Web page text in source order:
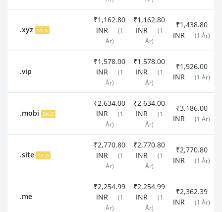
.xyz SALG
₹1,162.80
INR
(1
År)
₹1,162.80
INR
(1
År)
₹1,438.80
INR
(1 År)
.vip
₹1,578.00
INR
(1
År)
₹1,578.00
INR
(1
År)
₹1,926.00
INR
(1 År)
.mobi SALG
₹2,634.00
INR
(1
År)
₹2,634.00
INR
(1
År)
₹3,186.00
INR
(1 År)
.site SALG
₹2,770.80
INR
(1
År)
₹2,770.80
INR
(1
År)
₹2,770.80
INR
(1 År)
.me
₹2,254.99
INR
(1
År)
₹2,254.99
INR
(1
År)
₹2,362.39
INR
(1 År)